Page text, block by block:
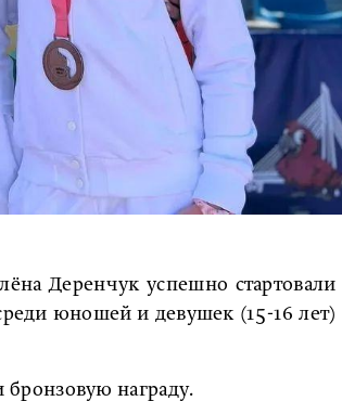
Деренчук успешно стартовали
юношей и девушек (15-16 лет)
бронзовую награду.